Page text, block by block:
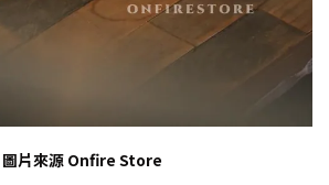
圖片來源 Onfire Store